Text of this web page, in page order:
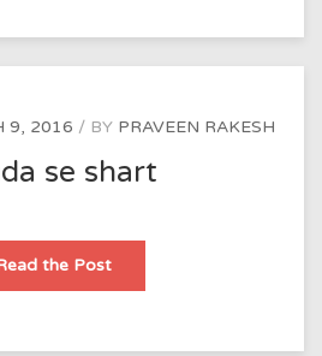
9, 2016 BY PRAVEEN RAKESH
se shart
the Postkhuda
shart